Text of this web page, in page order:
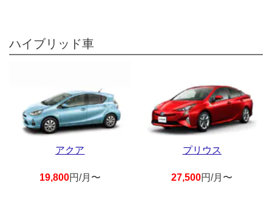
ハイブリッド車
アクア
19,800円/月〜
プリウス
27,500円/月〜